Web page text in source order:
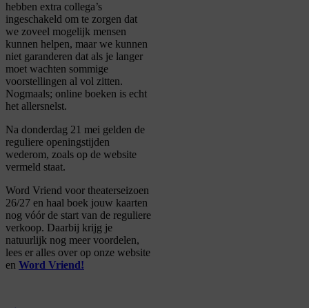
hebben extra collega’s
ingeschakeld om te zorgen dat
we zoveel mogelijk mensen
kunnen helpen, maar we kunnen
niet garanderen dat als je langer
moet wachten sommige
voorstellingen al vol zitten.
Nogmaals; online boeken is echt
het allersnelst.
Na donderdag 21 mei gelden de
reguliere openingstijden
wederom, zoals op de website
vermeld staat.
Word Vriend voor theaterseizoen
26/27 en haal boek jouw kaarten
nog vóór de start van de reguliere
verkoop. Daarbij krijg je
natuurlijk nog meer voordelen,
lees er alles over op onze website
en Word Vriend!